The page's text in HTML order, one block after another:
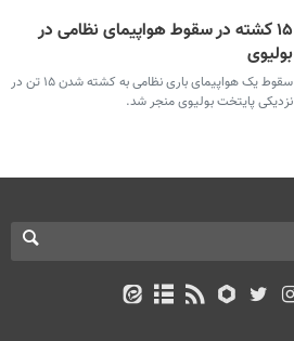
۱۵ کشته در سقوط هواپیمای نظامی در
بولیوی
سقوط یک هواپیمای باری نظامی به کشته شدن ۱۵ تن در
نزدیکی پایتخت بولیوی منجر شد.